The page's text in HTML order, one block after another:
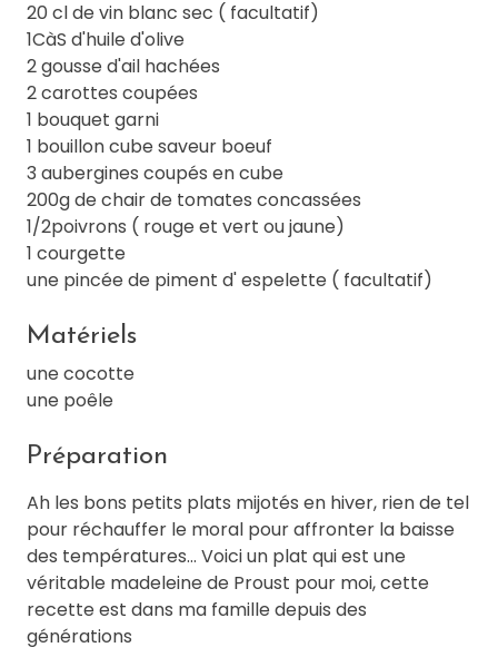
20 cl de vin blanc sec ( facultatif)
1CàS d'huile d'olive
2 gousse d'ail hachées
2 carottes coupées
1 bouquet garni
1 bouillon cube saveur boeuf
3 aubergines coupés en cube
200g de chair de tomates concassées
1/2poivrons ( rouge et vert ou jaune)
1 courgette
une pincée de piment d' espelette ( facultatif)
Matériels
une cocotte
une poêle
Préparation
Ah les bons petits plats mijotés en hiver, rien de tel
pour réchauffer le moral pour affronter la baisse
des températures... Voici un plat qui est une
véritable madeleine de Proust pour moi, cette
recette est dans ma famille depuis des
générations